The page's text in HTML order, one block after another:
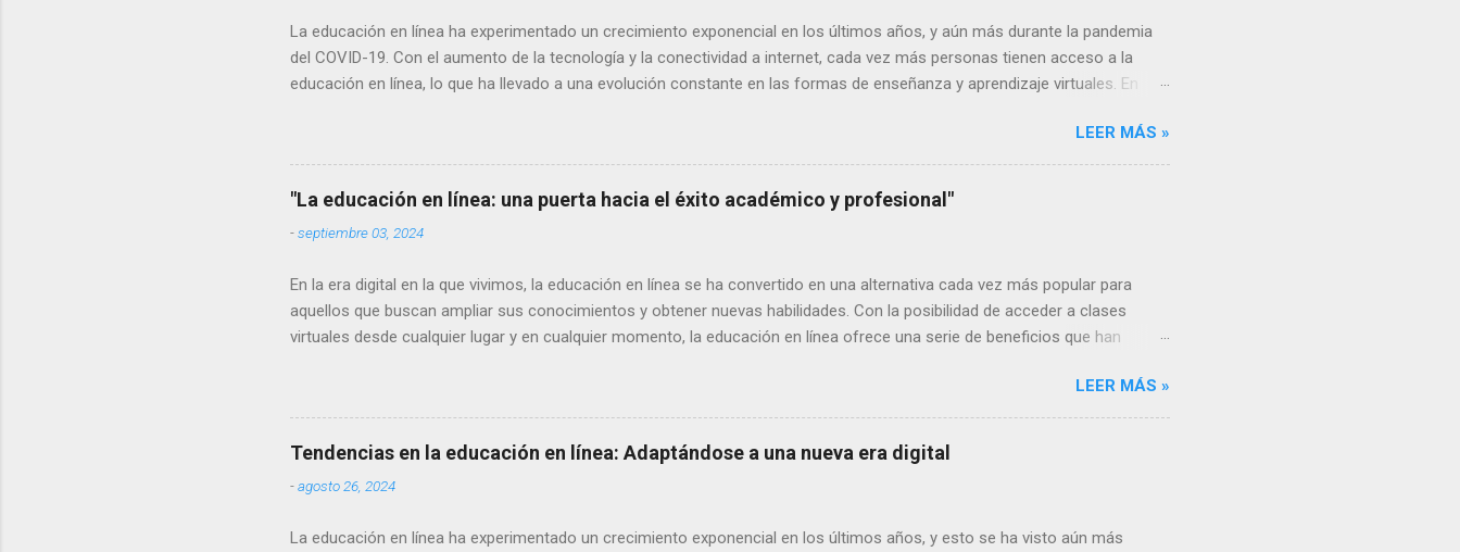
La educación en línea ha experimentado un crecimiento exponencial en los últimos años, y aún más durante la pandemia
del COVID-19. Con el aumento de la tecnología y la conectividad a internet, cada vez más personas tienen acceso a la
educación en línea, lo que ha llevado a una evolución constante en las formas de enseñanza y aprendizaje virtuales. En
forma en que adquirimos conocimientos. Aprendizaje móvil El uso de dispositivos móviles como teléfonos inteligentes y
tabletas se ha vuelto omnipresente en nuestra sociedad. Por lo tanto, no es de extrañar que el aprendizaje móvil sea una
de las tendencias más importantes en la educación en línea. Cada vez más plataformas de aprendizaje ofrecen
LEER MÁS »
"La educación en línea: una puerta hacia el éxito académico y profesional"
-septiembre 03, 2024
En la era digital en la que vivimos, la educación en línea se ha convertido en una alternativa cada vez más popular para
aquellos que buscan ampliar sus conocimientos y obtener nuevas habilidades. Con la posibilidad de acceder a clases
virtuales desde cualquier lugar y en cualquier momento, la educación en línea ofrece una serie de beneficios que han
educación en línea. Accesibilidad y flexibilidad: Una de las ventajas más destacadas de la educación en línea es su
accesibilidad. A diferencia de la educación tradicional, en la que se requiere asistir físicamente a un salón de clases en
horarios específicos, la educación en línea permite a los alumnos acceder al contenido del curso desde cualquier
dispositivo con conexión a internet. Esto significa que no importa dón...
LEER MÁS »
Tendencias en la educación en línea: Adaptándose a una nueva era digital
-agosto 26, 2024
La educación en línea ha experimentado un crecimiento exponencial en los últimos años, y esto se ha visto aún más